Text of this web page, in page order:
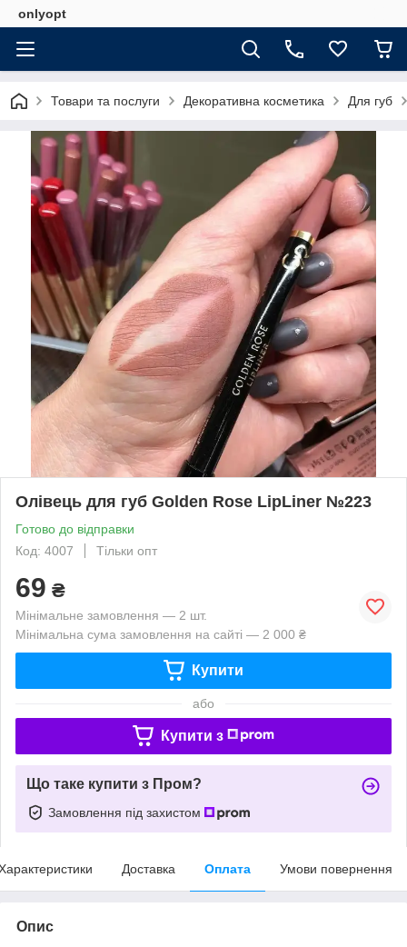
onlyopt
Товари та послуги Декоративна косметика Для губ
Олівець для губ Golden Rose LipLiner №223
Готово до відправки
Код: 4007
Тільки опт
69 ₴
Мінімальне замовлення — 2 шт.
Мінімальна сума замовлення на сайті — 2 000 ₴
Купити
або
Купити з
Що таке купити з Пром?
Замовлення під захистом
Доставка Оплата Умови повернення
Опис